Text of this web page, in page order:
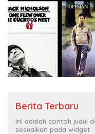
Berita Terbaru
Ini adalah contoh judul
sesuaikan pada widget